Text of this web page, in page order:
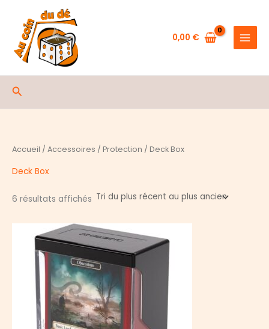
contenu
0,00 €
Rechercher
Accueil / Accessoires / Protection / Deck Box
Deck Box
6 résultats affichés Trié
récent
au
plus
ancien